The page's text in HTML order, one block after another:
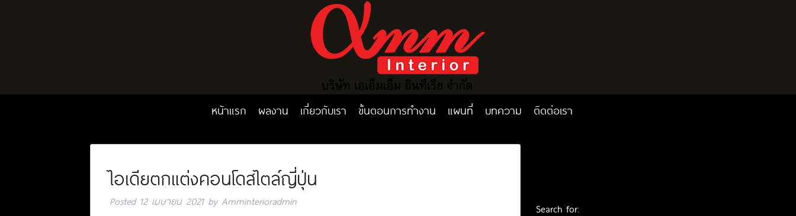
หน้าแรก ผลงาน เกี่ยวกับเรา ขั้นตอนการทำงาน แผนที่ บทความ ติดต่อเรา
ไอเดียตกแต่งคอนโดสไตล์ญี่ปุ่น
Posted 12 เมษายน 2021 by Amminterioradmin
Search for: